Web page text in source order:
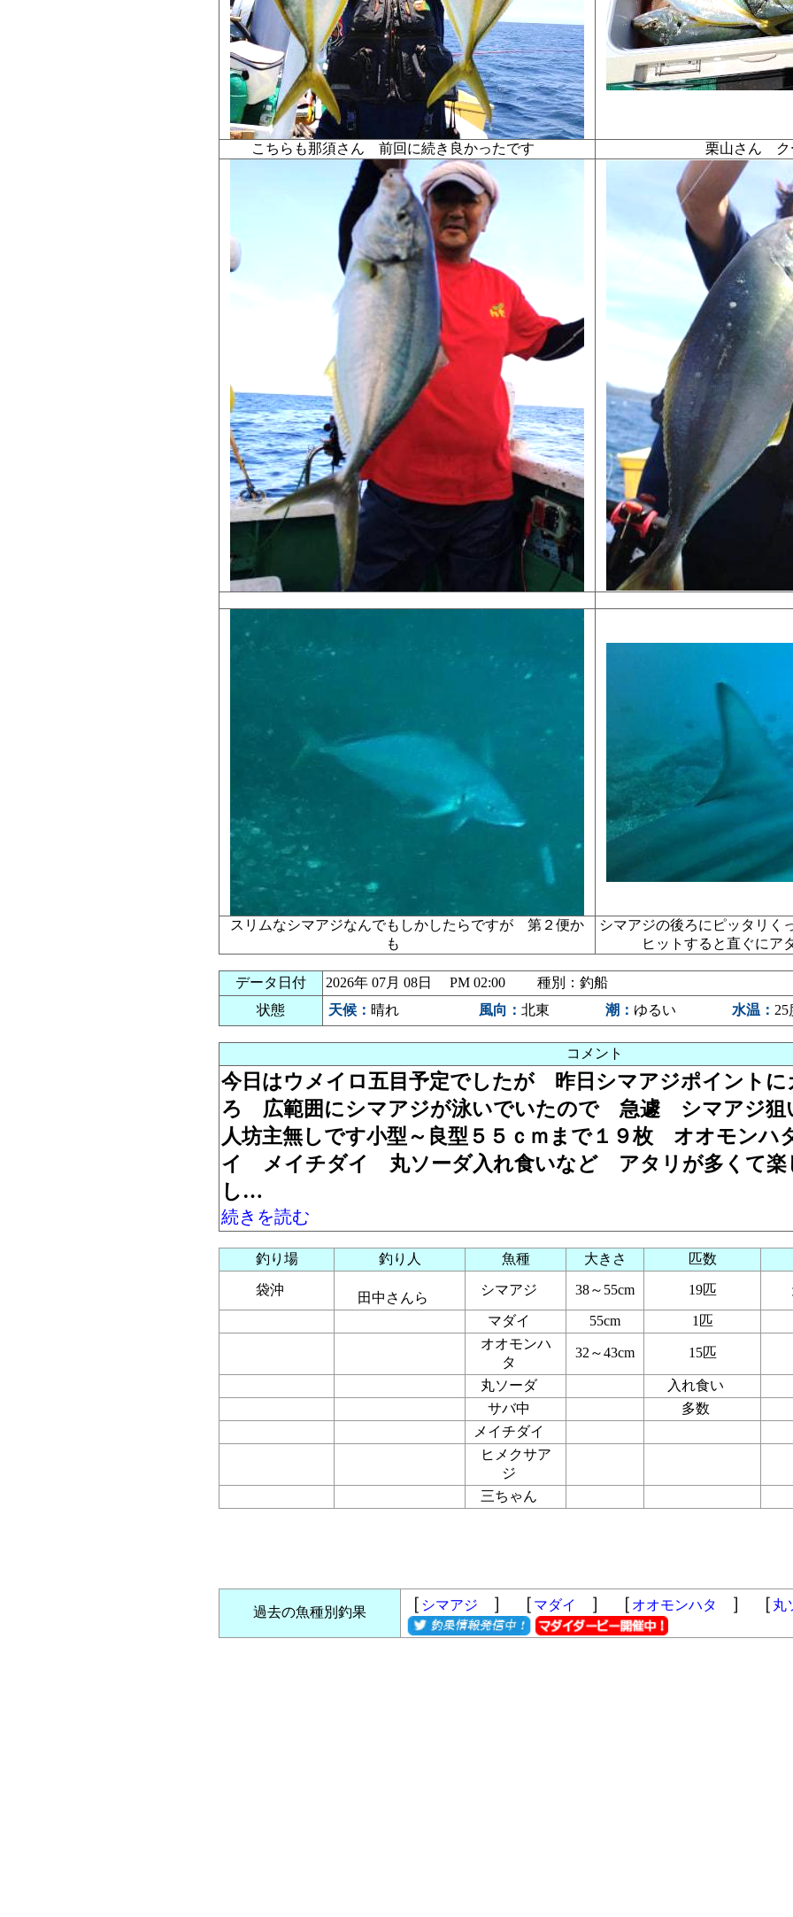
こちらも那須さん 前回に続き良かったです 栗山さん
スリムなシマアジなんでもしかしたらですが 第２便か
も
シマアジの後ろにピッタリ
ヒットすると直ぐに
データ日付
2026年 07月 08日 PM 02:00 種別：釣船
状態
天候： 晴れ 風向： 北東 潮： ゆるい 水温： 25
コメント
今日はウメイロ五目予定でしたが 昨日シマアジポイントに
ろ 広範囲にシマアジが泳いでいたので 急遽 シマアジ
人坊主無しです小型～良型５５ｃｍまで１９枚 オオモン
イ メイチダイ 丸ソーダ入れ食いなど アタリが多くて
し…
続きを読む
釣り場 釣り人 魚種 大きさ 匹数
袋沖
田中さんら
シマアジ 38～55cm 19匹
マダイ 55cm
1匹
オオモンハ
タ
32～43cm 15匹
丸ソーダ
入れ食い
サバ中
多数
メイチダイ
ヒメクサア
ジ
三ちゃん
過去の魚種別釣果 ［ シマアジ ］ ［ マダイ ］ ［ オオモンハタ ］ ［